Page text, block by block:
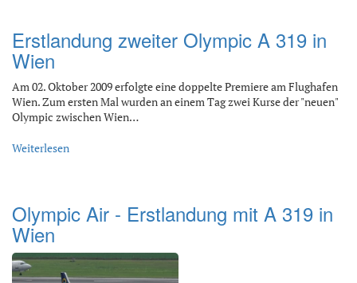
Erstlandung zweiter Olympic A 319 in
Wien
Am 02. Oktober 2009 erfolgte eine doppelte Premiere am Flughafen
Wien. Zum ersten Mal wurden an einem Tag zwei Kurse der "neuen"
Olympic zwischen Wien…
Weiterlesen
Olympic Air - Erstlandung mit A 319 in
Wien